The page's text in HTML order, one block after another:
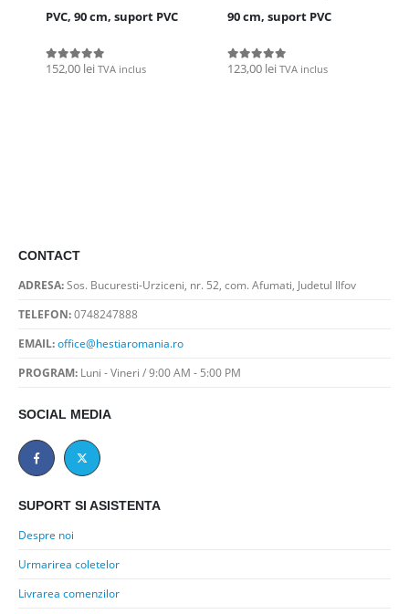
PVC, 90 cm, suport PVC
0 out of 5
152,00 lei TVA inclus
90 cm, suport PVC
0 out of 5
123,00 lei TVA inclus
CONTACT
ADRESA:Sos. Bucuresti-Urziceni, nr. 52, com. Afumati, Judetul Ilfov
TELEFON:0748247888
EMAIL:office@hestiaromania.ro
PROGRAM: Luni - Vineri / 9:00 AM - 5:00 PM
SOCIAL MEDIA
SUPORT SI ASISTENTA
Despre noi
Urmarirea coletelor
Livrarea comenzilor